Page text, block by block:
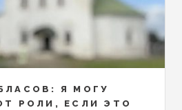
Я МОГУ
РОЛИ, ЕСЛИ ЭТО